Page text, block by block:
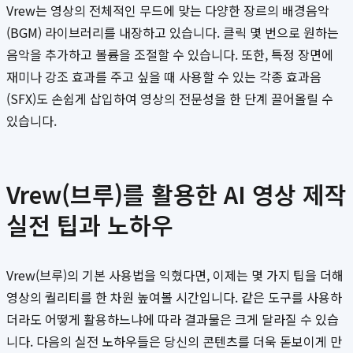
Vrew는 영상의 전체적인 무드에 맞는 다양한 장르의 배경음악
(BGM) 라이브러리를 내장하고 있습니다. 클릭 몇 번으로 원하는
음악을 추가하고 볼륨을 조절할 수 있습니다. 또한, 특정 장면에
재미나 강조 효과를 주고 싶을 때 사용할 수 있는 각종 효과음
(SFX)도 손쉽게 삽입하여 영상의 전문성을 한 단계 끌어올릴 수
있습니다.
Vrew(브루)를 활용한 AI 영상 제작
실전 팁과 노하우
Vrew(브루)의 기본 사용법을 익혔다면, 이제는 몇 가지 팁을 더해
영상의 퀄리티를 한 차원 높여볼 시간입니다. 같은 도구를 사용하
더라도 어떻게 활용하느냐에 따라 결과물은 크게 달라질 수 있습
니다. 다음의 실전 노하우들은 당신의 콘텐츠를 더욱 돋보이게 만